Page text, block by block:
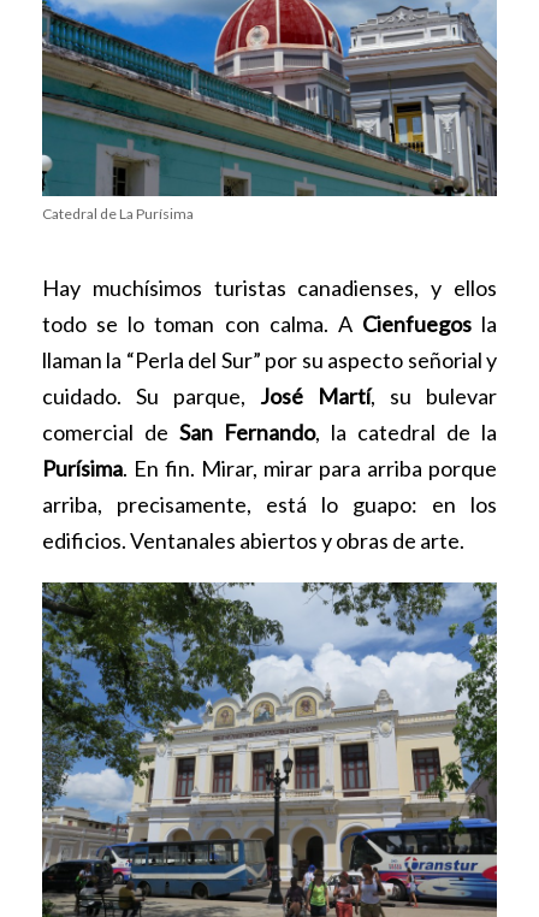
Catedral de La Purísima
Hay muchísimos turistas canadienses, y ellos
todo se lo toman con calma. A Cienfuegosla
llaman la “Perla del Sur” por su aspecto señorial y
cuidado. Su parque, José Martí, su bulevar
comercial de San Fernando, la catedral de la
Purísima. En fin. Mirar, mirar para arriba porque
arriba, precisamente, está lo guapo: en los
edificios. Ventanales abiertos y obras de arte.